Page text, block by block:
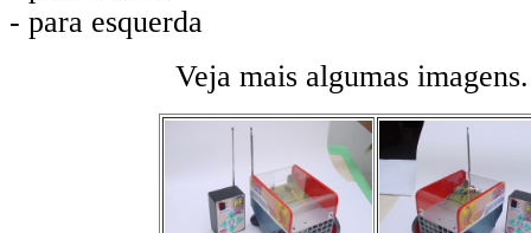
- para esquerda
Veja mais algumas